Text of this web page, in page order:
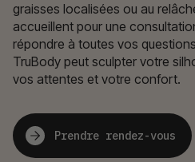
graisses localisées ou au
accueillent pour une
répondre à toutes vos
TruBody peut sculpter votre
vos attentes et votre confort.
Prendre rendez-vous